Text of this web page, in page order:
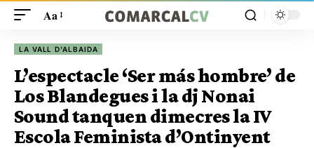
Aa
LA VALL D'ALBAIDA
L’espectacle ‘Ser más hombre’ de
Los Blandegues i la dj Nonai
Sound tanquen dimecres la IV
Escola Feminista d’Ontinyent